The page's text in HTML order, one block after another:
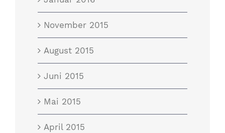
November 2015
August 2015
Juni 2015
Mai 2015
April 2015